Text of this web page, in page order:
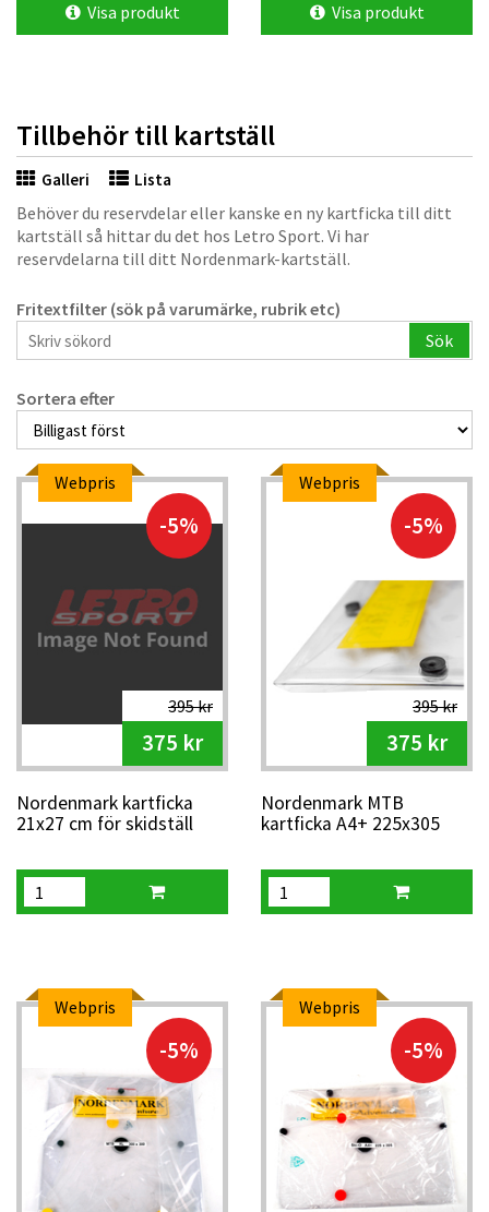
Visa produkt Visa produkt
Tillbehör till kartställ
Galleri Lista
Behöver du reservdelar eller kanske en ny kartficka till ditt
kartställ så hittar du det hos Letro Sport. Vi har
reservdelarna till ditt Nordenmark-kartställ.
Fritextfilter (sök på varumärke, rubrik etc)
Sök
Sortera efter
Webpris
-5%
395 kr
375 kr
Nordenmark kartficka
21x27 cm för skidställ
Webpris
-5%
395 kr
375 kr
Nordenmark MTB
kartficka A4+ 225x305
Webpris
-5%
Webpris
-5%